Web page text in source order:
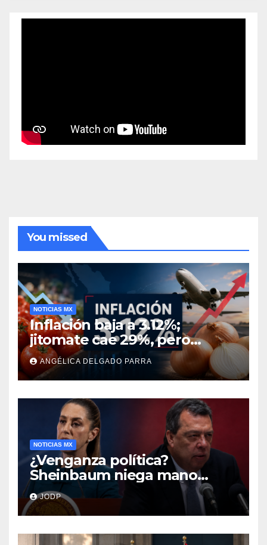
You missed
NOTICIAS MX
Inflación baja a 3.12%;
jitomate cae 29%, pero
cebolla y vuelos se
encarecen
ANGÉLICA DELGADO PARRA
NOTICIAS MX
¿Venganza política?
Sheinbaum niega mano
negra en captura de Ángel
Aguirre
JODP